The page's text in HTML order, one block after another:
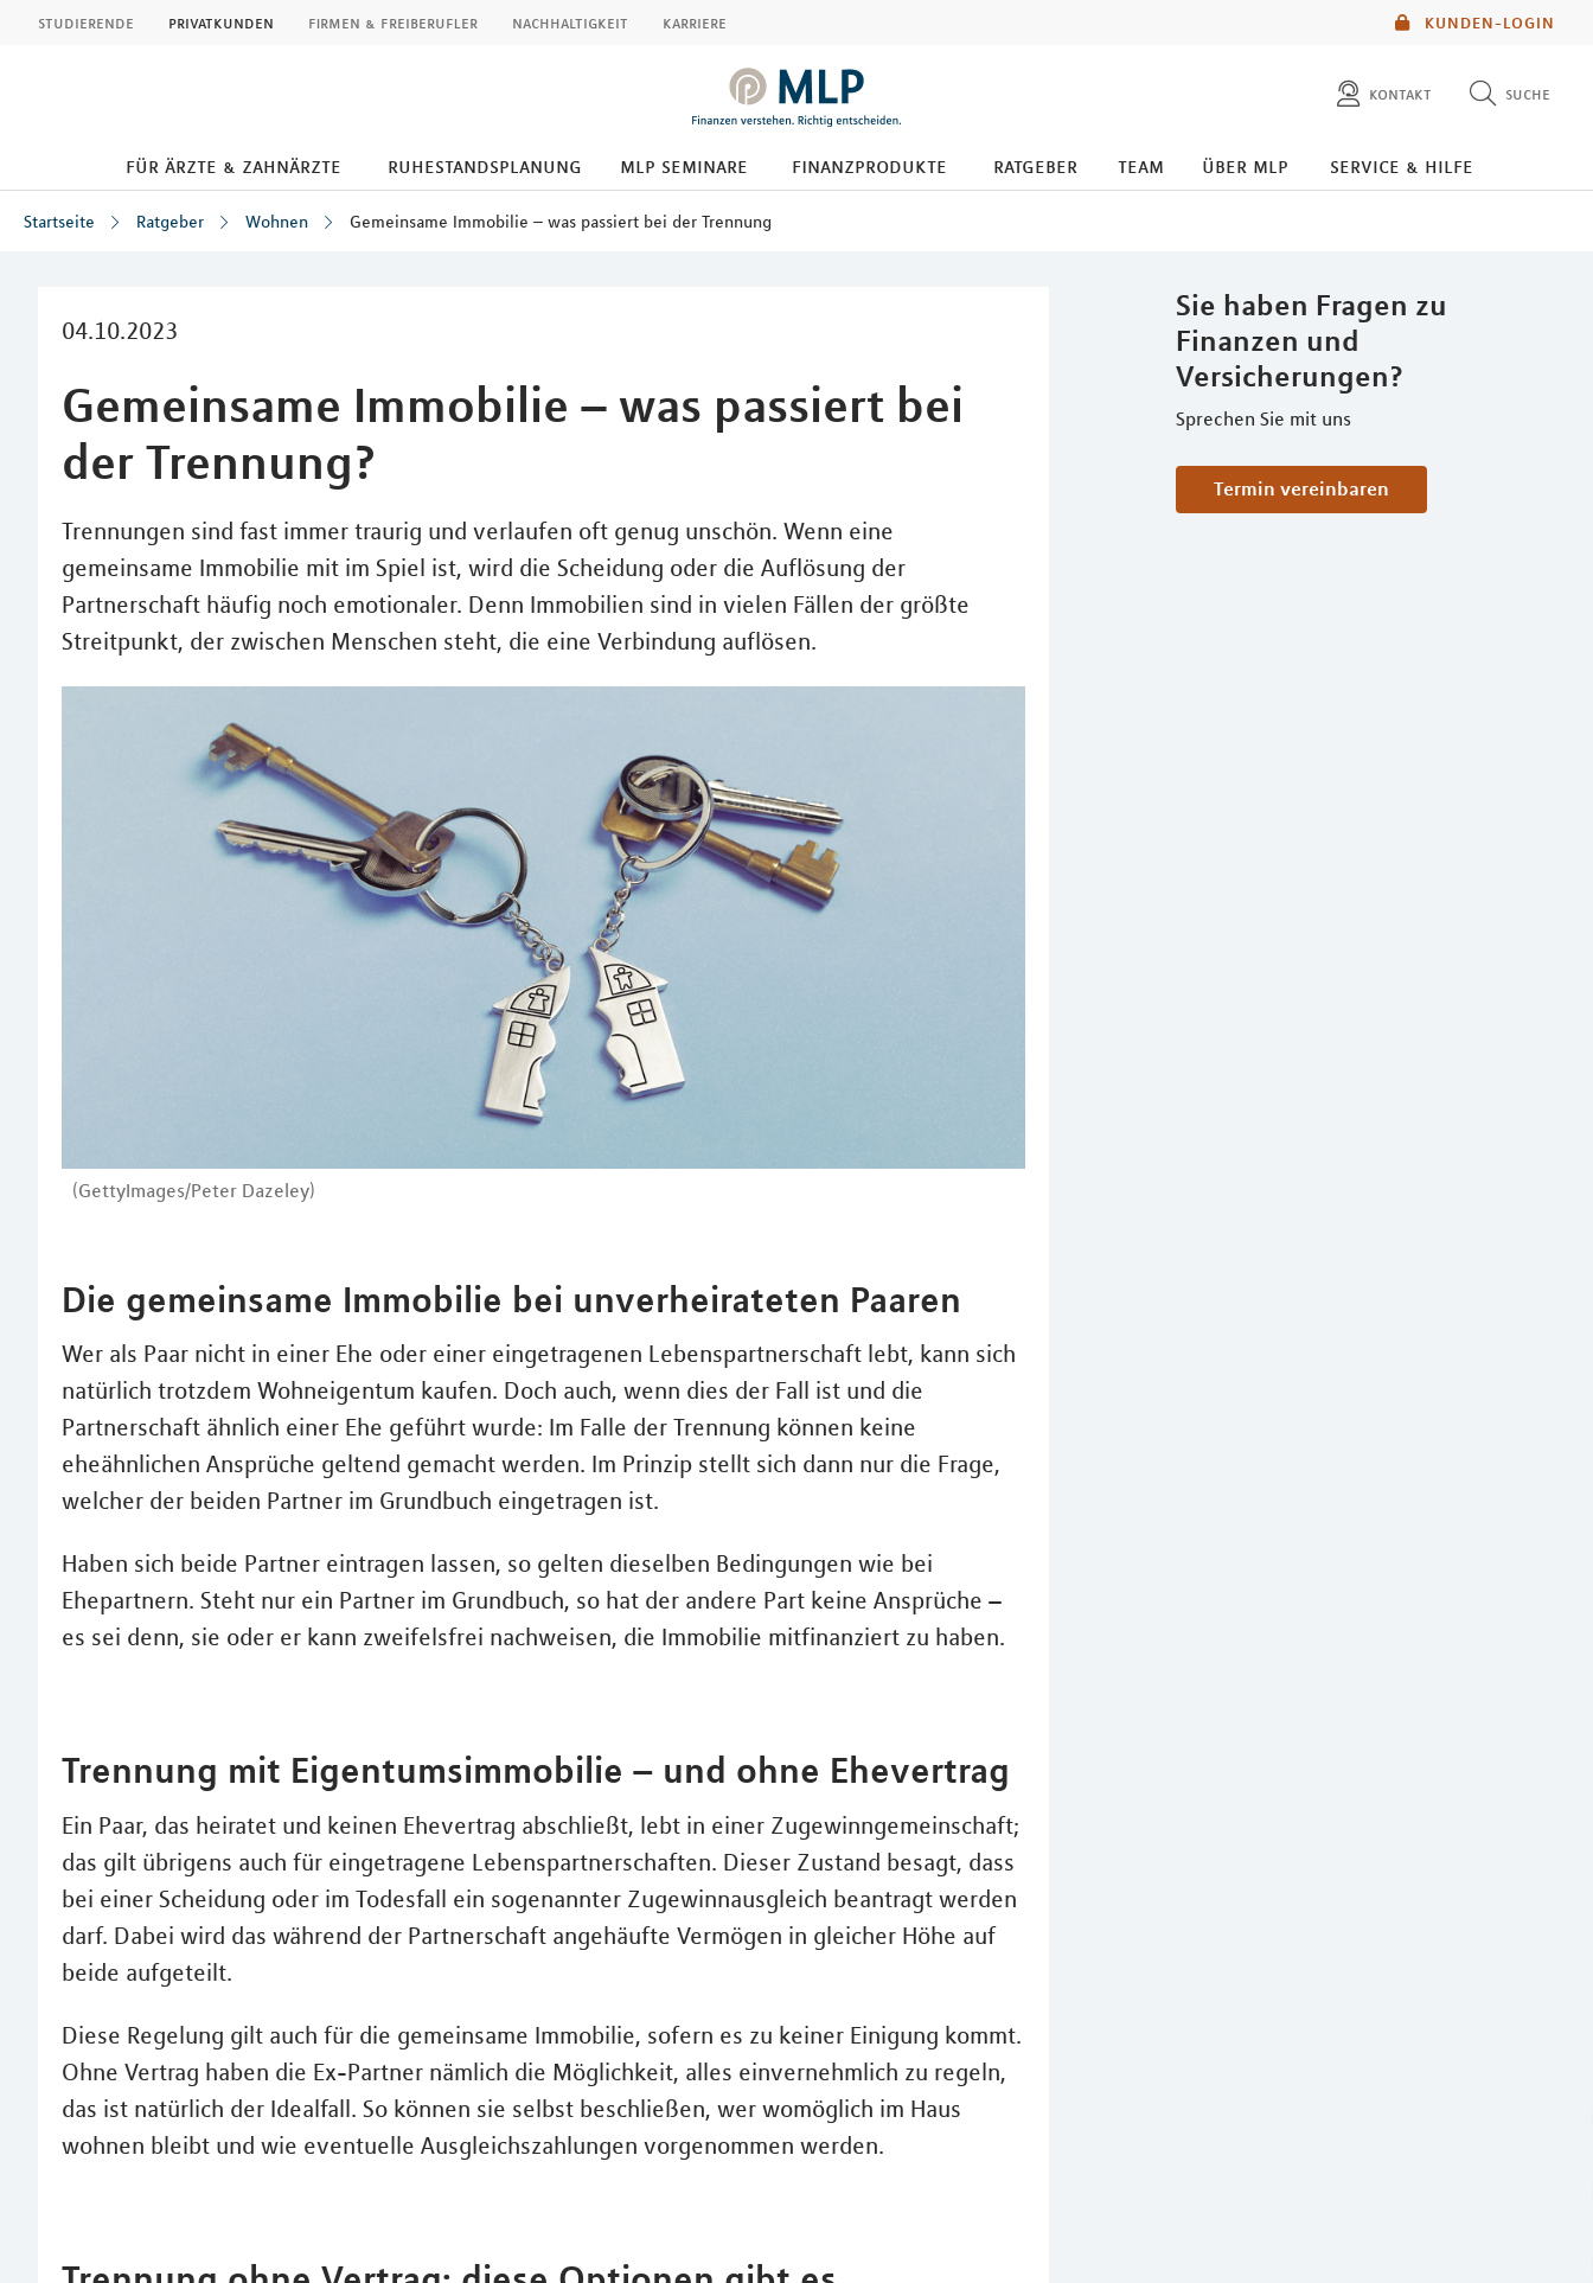
KUNDEN-LOGIN
studierende privatkunden firmen & freiberufler nachhaltigkeit karriere
kontakt suche
diese website durchsuchen
für ärzte & zahnärzte ruhestandsplanung mlp seminare finanzprodukte ratgeber team über mlp service & hilfe
Startseite Ratgeber Wohnen Gemeinsame Immobilie – was passiert bei der Trennung
04.10.2023
Gemeinsame Immobilie – was passiert bei
der Trennung?
Trennungen sind fast immer traurig und verlaufen oft genug unschön. Wenn eine
gemeinsame Immobilie mit im Spiel ist, wird die Scheidung oder die Auflösung der
Partnerschaft häufig noch emotionaler. Denn Immobilien sind in vielen Fällen der größte
Streitpunkt, der zwischen Menschen steht, die eine Verbindung auflösen.
(GettyImages/Peter Dazeley)
Sie haben Fragen zu
Finanzen und
Versicherungen?
Sprechen Sie mit uns
Termin vereinbaren
Die gemeinsame Immobilie bei unverheirateten Paaren
Wer als Paar nicht in einer Ehe oder einer eingetragenen Lebenspartnerschaft lebt, kann sich
natürlich trotzdem Wohneigentum kaufen. Doch auch, wenn dies der Fall ist und die
Partnerschaft ähnlich einer Ehe geführt wurde: Im Falle der Trennung können keine
eheähnlichen Ansprüche geltend gemacht werden. Im Prinzip stellt sich dann nur die Frage,
welcher der beiden Partner im Grundbuch eingetragen ist.
Haben sich beide Partner eintragen lassen, so gelten dieselben Bedingungen wie bei
Ehepartnern. Steht nur ein Partner im Grundbuch, so hat der andere Part keine Ansprüche –
es sei denn, sie oder er kann zweifelsfrei nachweisen, die Immobilie mitfinanziert zu haben.
Trennung mit Eigentumsimmobilie – und ohne Ehevertrag
Ein Paar, das heiratet und keinen Ehevertrag abschließt, lebt in einer Zugewinngemeinschaft;
das gilt übrigens auch für eingetragene Lebenspartnerschaften. Dieser Zustand besagt, dass
bei einer Scheidung oder im Todesfall ein sogenannter Zugewinnausgleich beantragt werden
darf. Dabei wird das während der Partnerschaft angehäufte Vermögen in gleicher Höhe auf
beide aufgeteilt.
Diese Regelung gilt auch für die gemeinsame Immobilie, sofern es zu keiner Einigung kommt.
Ohne Vertrag haben die Ex-Partner nämlich die Möglichkeit, alles einvernehmlich zu regeln,
das ist natürlich der Idealfall. So können sie selbst beschließen, wer womöglich im Haus
wohnen bleibt und wie eventuelle Ausgleichszahlungen vorgenommen werden.